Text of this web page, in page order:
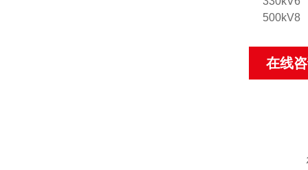
500kV8
在线